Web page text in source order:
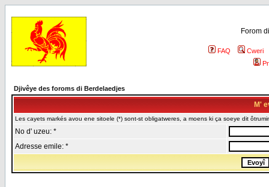
Forom
FAQ
Cweri
Djivêye des foroms di Berdelaedjes
M'
Les cayets markés avou ene sitoele (*) sont-st obligatweres, a moens ki ça soeye dit
No d' uzeu: *
Adresse emile: *